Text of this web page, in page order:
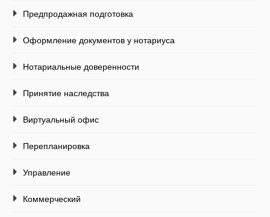
Предпродажная подготовка
Оформление документов у нотариуса
Нотариальные доверенности
Принятие наследства
Виртуальный офис
Перепланировка
Управление
Коммерческий